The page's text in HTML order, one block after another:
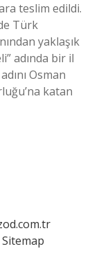
teslim edildi.
Türk
yaklaşık
adında bir il
Osman
katan
Sitemap